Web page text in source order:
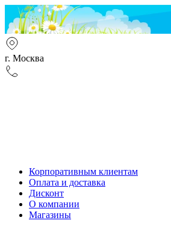
г. Москва
Корпоративным клиентам
Оплата и доставка
Дисконт
О компании
Магазины